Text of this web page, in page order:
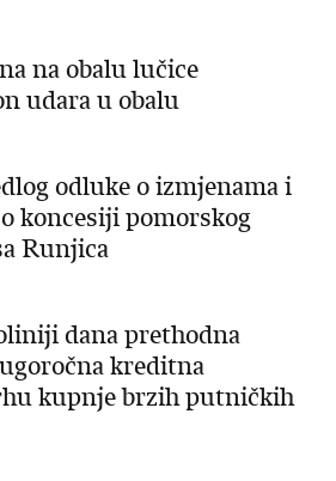
na obalu lučice
udara u obalu
odluke o izmjenama i
koncesiji pomorskog
Runjica
dana prethodna
kreditna
kupnje brzih putničkih